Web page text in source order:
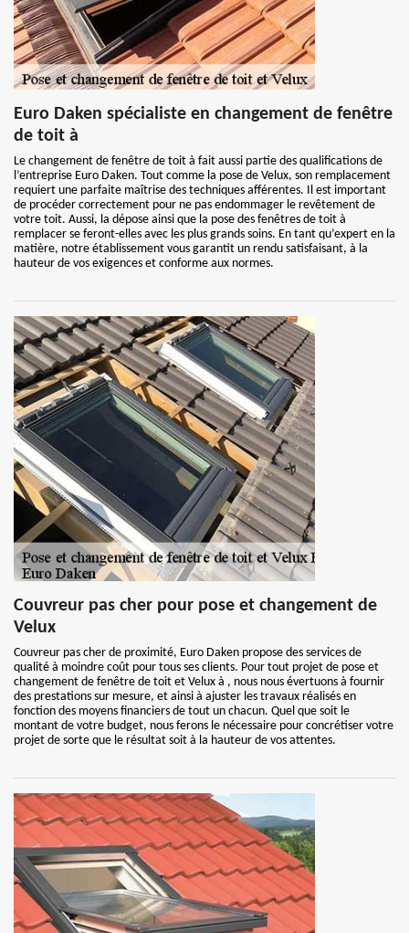
Euro Daken spécialiste en changement de fenêtre
de toit à
Le changement de fenêtre de toit à fait aussi partie des qualifications de
l’entreprise Euro Daken. Tout comme la pose de Velux, son remplacement
requiert une parfaite maîtrise des techniques afférentes. Il est important
de procéder correctement pour ne pas endommager le revêtement de
votre toit. Aussi, la dépose ainsi que la pose des fenêtres de toit à
remplacer se feront-elles avec les plus grands soins. En tant qu’expert en la
matière, notre établissement vous garantit un rendu satisfaisant, à la
hauteur de vos exigences et conforme aux normes.
Couvreur pas cher pour pose et changement de
Velux
Couvreur pas cher de proximité, Euro Daken propose des services de
qualité à moindre coût pour tous ses clients. Pour tout projet de pose et
changement de fenêtre de toit et Velux à , nous nous évertuons à fournir
des prestations sur mesure, et ainsi à ajuster les travaux réalisés en
fonction des moyens financiers de tout un chacun. Quel que soit le
montant de votre budget, nous ferons le nécessaire pour concrétiser votre
projet de sorte que le résultat soit à la hauteur de vos attentes.